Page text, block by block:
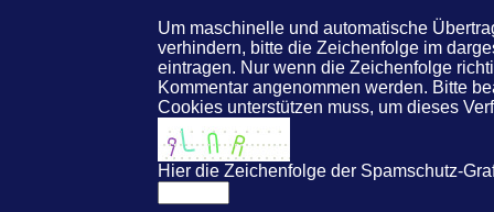
Um maschinelle und automatische
verhindern, bitte die Zeichenfolge im
eintragen. Nur wenn die Zeichenfolge
Kommentar angenommen werden. Bitte
Cookies unterstützen muss, um dieses
Hier die Zeichenfolge der Spamschutz-